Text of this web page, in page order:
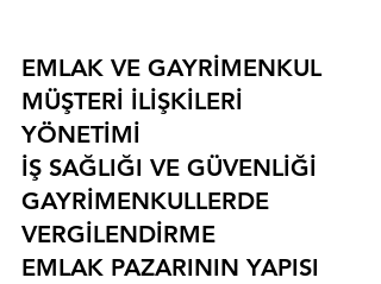
EMLAK VE GAYRİMENKUL
MÜŞTERİ İLİŞKİLERİ
YÖNETİMİ
İŞ SAĞLIĞI VE GÜVENLİĞİ
GAYRİMENKULLERDE
VERGİLENDİRME
EMLAK PAZARININ YAPISI